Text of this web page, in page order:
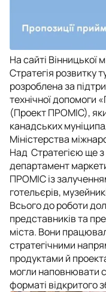
На сайті Вінницької
Стратегія розвитку
розроблена за
технічної допомоги
(Проект ПРОМІС),
канадських
Міністерства
Над Стратегією ще
департамент
ПРОМІС із
готельєрів,
Всього до роботи
представників та
міста. Вони
стратегічними
продуктами й
могли наповнювати
форматі відкритого